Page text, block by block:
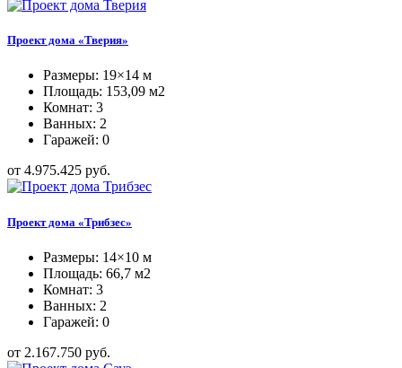
Проект дома «Тверия»
Размеры: 19×14 м
Площадь: 153,09 м2
Комнат: 3
Ванных: 2
Гаражей: 0
от 4.975.425 руб.
Проект дома «Трибзес»
Размеры: 14×10 м
Площадь: 66,7 м2
Комнат: 3
Ванных: 2
Гаражей: 0
от 2.167.750 руб.